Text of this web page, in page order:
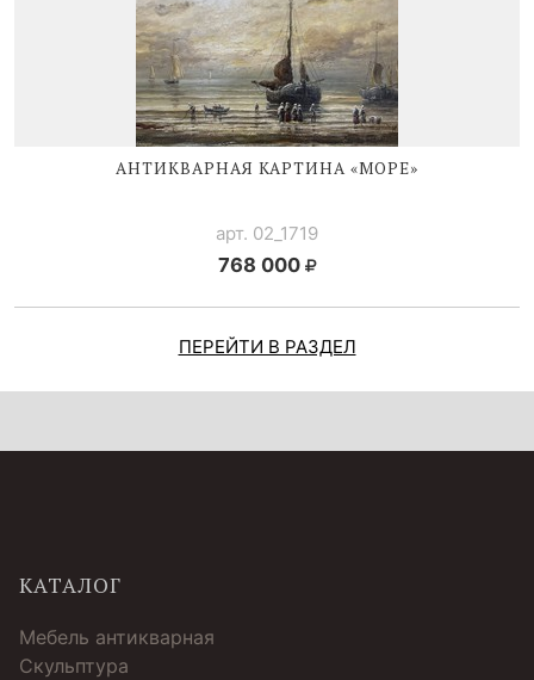
АНТИКВАРНАЯ КАРТИНА «МОРЕ»
арт. 02_1719
768 000
ПЕРЕЙТИ В РАЗДЕЛ
КАТАЛОГ
Мебель антикварная
Скульптура